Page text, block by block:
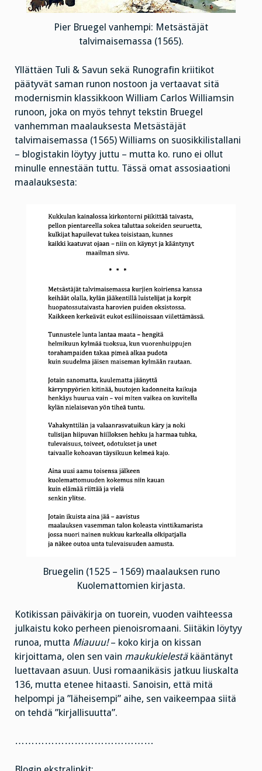
Pier Bruegel vanhempi: Metsästäjät
talvimaisemassa (1565).
Yllättäen Tuli & Savun sekä Runografin kriitikot
päätyvät saman runon nostoon ja vertaavat sitä
modernismin klassikkoon William Carlos Williamsin
runoon, joka on myös tehnyt tekstin Bruegel
vanhemman maalauksesta Metsästäjät
talvimaisemassa (1565) Williams on suosikkilistallani
– blogistakin löytyy juttu – mutta ko. runo ei ollut
minulle ennestään tuttu. Tässä omat assosiaationi
maalauksesta:
Bruegelin (1525 – 1569) maalauksen runo
Kuolemattomien kirjasta.
Kotikissan päiväkirja on tuorein, vuoden vaihteessa
julkaistu koko perheen pienoisromaani. Siitäkin löytyy
runoa, mutta Miauuu!– koko kirja on kissan
kirjoittama, olen sen vain maukukielestäkääntänyt
luettavaan asuun. Uusi romaanikäsis jatkuu liuskalta
136, mutta etenee hitaasti. Sanoisin, että mitä
helpompi ja ”läheisempi” aihe, sen vaikeempaa siitä
on tehdä ”kirjallisuutta”.
……………………………………